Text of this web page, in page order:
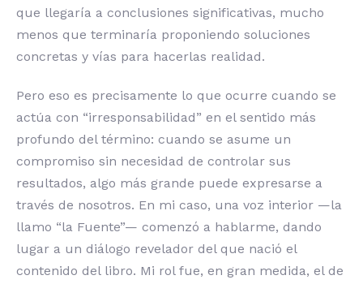
que llegaría a conclusiones significativas, mucho
menos que terminaría proponiendo soluciones
concretas y vías para hacerlas realidad.
Pero eso es precisamente lo que ocurre cuando se
actúa con “irresponsabilidad” en el sentido más
profundo del término: cuando se asume un
compromiso sin necesidad de controlar sus
resultados, algo más grande puede expresarse a
través de nosotros. En mi caso, una voz interior —la
llamo “la Fuente”— comenzó a hablarme, dando
lugar a un diálogo revelador del que nació el
contenido del libro. Mi rol fue, en gran medida, el de